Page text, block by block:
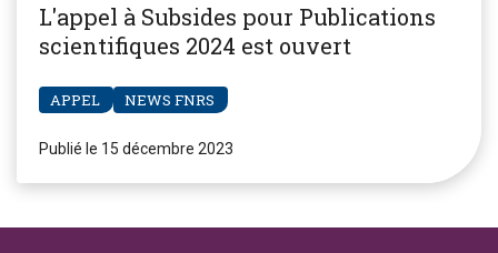
L'appel à Subsides pour Publications
scientifiques 2024 est ouvert
APPEL NEWS FNRS
Publié le 15 décembre 2023